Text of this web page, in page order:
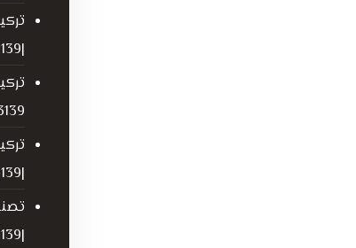
|0503163139|
|0503163139|
|0503163139